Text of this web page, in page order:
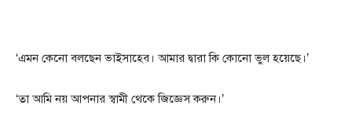
‘এমন কেনো বলছেন ভাইসাহেব। আমার দ্বারা কি কোনো ভুল হয়েছে।’
‘তা আমি নয় আপনার স্বামী থেকে জিজ্ঞেস করুন।’